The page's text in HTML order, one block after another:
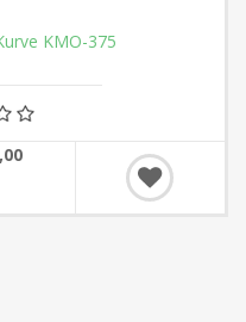
KMO-375